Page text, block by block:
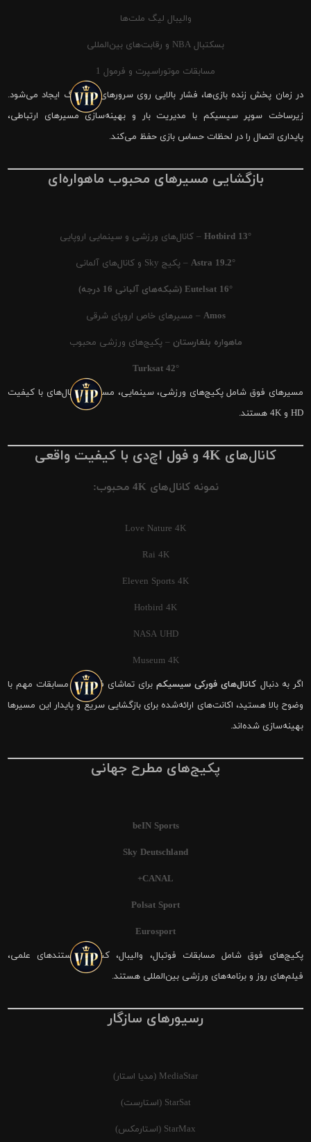
والیبال لیگ ملت‌ها
بسکتبال NBA و رقابت‌های بین‌المللی
مسابقات موتوراسپرت و فرمول 1
در زمان پخش زنده بازی‌ها، فشار بالایی روی سرورهای شیرینگ ایجاد می‌شود.
زیرساخت سوپر سیسیکم با مدیریت بار و بهینه‌سازی مسیرهای ارتباطی،
پایداری اتصال را در لحظات حساس بازی حفظ می‌کند.
بازگشایی مسیرهای محبوب ماهواره‌ای
Hotbird 13° – کانال‌های ورزشی و سینمایی اروپایی
Astra 19.2° – پکیج Sky و کانال‌های آلمانی
Eutelsat 16° (شبکه‌های آلبانی 16 درجه)
Amos – مسیرهای خاص اروپای شرقی
ماهواره بلغارستان – پکیج‌های ورزشی محبوب
Turksat 42°
مسیرهای فوق شامل پکیج‌های ورزشی، سینمایی، مستند و کانال‌های با کیفیت
HD و 4K هستند.
کانال‌های 4K و فول اچ‌دی با کیفیت واقعی
نمونه کانال‌های 4K محبوب:
Love Nature 4K
Rai 4K
Eleven Sports 4K
Hotbird 4K
NASA UHD
Museum 4K
اگر به دنبال کانال‌های فورکی سیسیکمبرای تماشای فوتبال و مسابقات مهم با
وضوح بالا هستید، اکانت‌های ارائه‌شده برای بازگشایی سریع و پایدار این مسیرها
بهینه‌سازی شده‌اند.
پکیج‌های مطرح جهانی
beIN Sports
Sky Deutschland
CANAL+
Polsat Sport
Eurosport
پکیج‌های فوق شامل مسابقات فوتبال، والیبال، کشتی، مستندهای علمی،
فیلم‌های روز و برنامه‌های ورزشی بین‌المللی هستند.
رسیورهای سازگار
MediaStar (مدیا استار)
StarSat (استارست)
StarMax (استارمکس)